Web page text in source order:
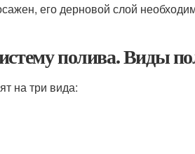
его дерновой слой
полива. Виды
на три вида: